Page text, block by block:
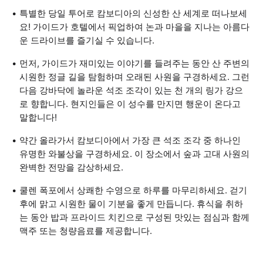
특별한 당일 투어로 캄보디아의 신성한 산 세계로 떠나보세
요! 가이드가 호텔에서 픽업하여 논과 마을을 지나는 아름다
운 드라이브를 즐기실 수 있습니다.
먼저, 가이드가 재미있는 이야기를 들려주는 동안 산 주변의
시원한 정글 길을 탐험하며 오래된 사원을 구경하세요. 그런
다음 강바닥에 놀라운 석조 조각이 있는 천 개의 링가 강으
로 향합니다. 현지인들은 이 성수를 만지면 행운이 온다고
말합니다!
약간 올라가서 캄보디아에서 가장 큰 석조 조각 중 하나인
유명한 와불상을 구경하세요. 이 장소에서 숲과 고대 사원의
완벽한 전망을 감상하세요.
쿨렌 폭포에서 상쾌한 수영으로 하루를 마무리하세요. 걷기
후에 맑고 시원한 물이 기분을 좋게 만듭니다. 휴식을 취하
는 동안 밥과 프라이드 치킨으로 구성된 맛있는 점심과 함께
맥주 또는 청량음료를 제공합니다.